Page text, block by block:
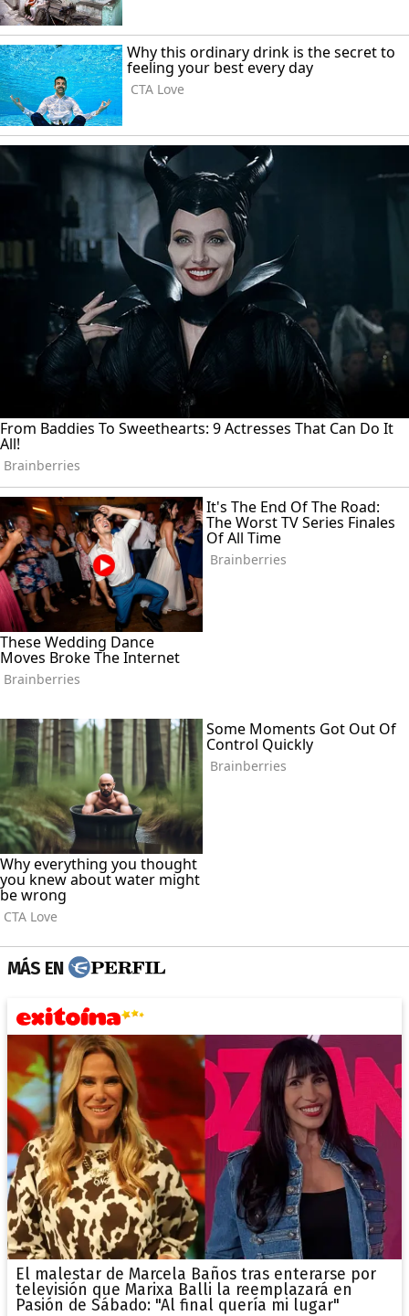
MÁS EN
El malestar de Marcela Baños tras enterarse por
televisión que Marixa Balli la reemplazará en
Pasión de Sábado: "Al final quería mi lugar"